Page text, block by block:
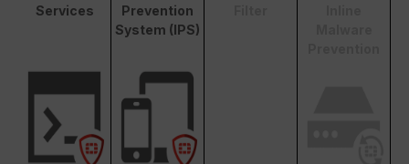
Services
Prevention
System (IPS)